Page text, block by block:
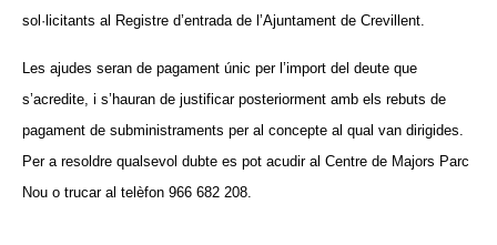
sol·licitants al Registre d’entrada de l’Ajuntament de Crevillent.
Les ajudes seran de pagament únic per l’import del deute que
s’acredite, i s’hauran de justificar posteriorment amb els rebuts de
pagament de subministraments per al concepte al qual van dirigides.
Per a resoldre qualsevol dubte es pot acudir al Centre de Majors Parc
Nou o trucar al telèfon 966 682 208.